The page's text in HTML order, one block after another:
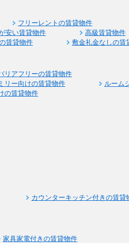
フリーレントの賃貸物件
安い賃貸物件
高級賃貸物件
賃貸物件 敷金礼金なしの賃
リアフリーの賃貸物件
リー向けの賃貸物件
ルーム
の賃貸物件
カウンターキッチン付きの賃貸
家具家電付きの賃貸物件